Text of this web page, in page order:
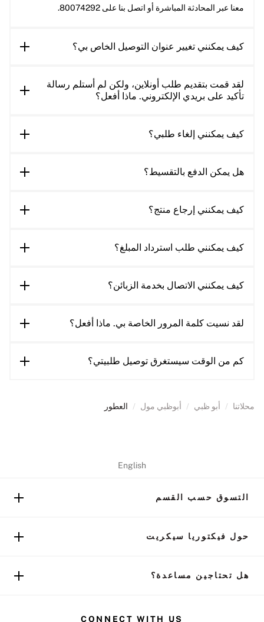
معنا عبر المحادثة المباشرة أو اتصل بنا على 80074292.
كيف يمكنني تغيير عنوان التوصيل الخاص بي؟
لقد قمت بتقديم طلب أونلاين، ولكن لم أستلم رسالة
تأكيد على بريدي الإلكتروني. ماذا أفعل؟
كيف يمكنني إلغاء طلبي؟
هل يمكن الدفع بالتقسيط؟
كيف يمكنني إرجاع منتج؟
كيف يمكنني طلب استرداد المبلغ؟
كيف يمكنني الاتصال بخدمة الزبائن؟
لقد نسيت كلمة المرور الخاصة بي. ماذا أفعل؟
كم من الوقت سيستغرق توصيل طلبيتي؟
محلاتنا / أبو ظبي / أبوظبي مول / العطور
English
التسوق حسب القسم
حول فيكتوريا سيكريت
هل تحتاجين مساعدة؟
CONNECT WITH US